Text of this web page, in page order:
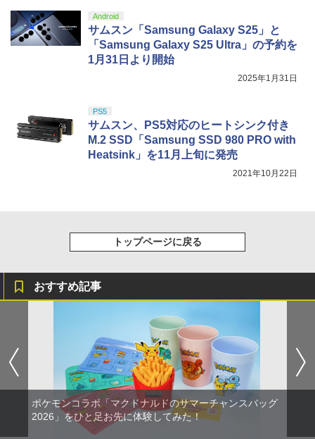
Android
サムスン「Samsung Galaxy S25」と
「Samsung Galaxy S25 Ultra」の予約を
1月31日より開始
2025年1月31日
PS5
サムスン、PS5対応のヒートシンク付き
M.2 SSD「Samsung SSD 980 PRO with
Heatsink」を11月上旬に発売
2021年10月22日
トップページに戻る
おすすめ記事
ポケモンコラボ「マクドナルドのサマーチャンスバッグ
2026」をひと足お先に体験してみた！